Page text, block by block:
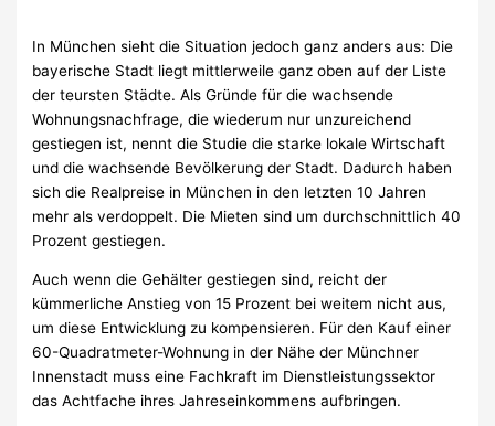
In München sieht die Situation jedoch ganz anders aus: Die
bayerische Stadt liegt mittlerweile ganz oben auf der Liste
der teursten Städte. Als Gründe für die wachsende
Wohnungsnachfrage, die wiederum nur unzureichend
gestiegen ist, nennt die Studie die starke lokale Wirtschaft
und die wachsende Bevölkerung der Stadt. Dadurch haben
sich die Realpreise in München in den letzten 10 Jahren
mehr als verdoppelt. Die Mieten sind um durchschnittlich 40
Prozent gestiegen.
Auch wenn die Gehälter gestiegen sind, reicht der
kümmerliche Anstieg von 15 Prozent bei weitem nicht aus,
um diese Entwicklung zu kompensieren. Für den Kauf einer
60-Quadratmeter-Wohnung in der Nähe der Münchner
Innenstadt muss eine Fachkraft im Dienstleistungssektor
das Achtfache ihres Jahreseinkommens aufbringen.